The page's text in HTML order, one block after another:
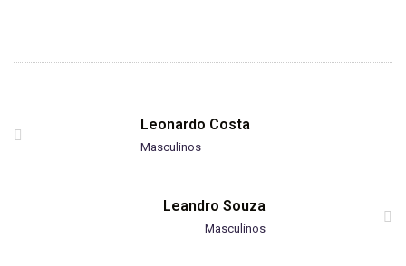
Leonardo Costa
Masculinos
Leandro Souza
Masculinos